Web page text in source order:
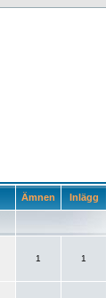
Ämnen Inlägg
1 1